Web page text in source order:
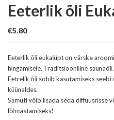
Eeterlik õli
€5.80
Eeterlik õli eukalüpt on värske
hingamisele. Traditsiooniline saunaõli.
Eetrelik õli sobib kasutamiseks seebi
küünaldes.
Samuti võib lisada seda diffuusrisse
lõhnastamiseks!